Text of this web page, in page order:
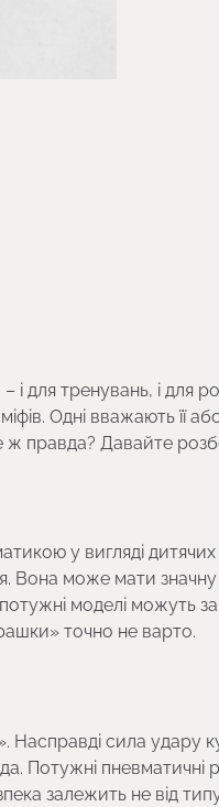
для тренувань, і для
Одні вважають її
ж правда? Давайте
у вигляді
Вона може мати
моделі можуть
точно не варто.
сила удару
Потужні пневматичні
залежить не від типу